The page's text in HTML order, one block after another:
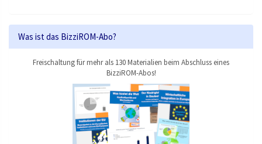
Was ist das BizziROM-Abo?
Freischaltung für mehr als 130 Materialien beim Abschluss eines
BizziROM-Abos!